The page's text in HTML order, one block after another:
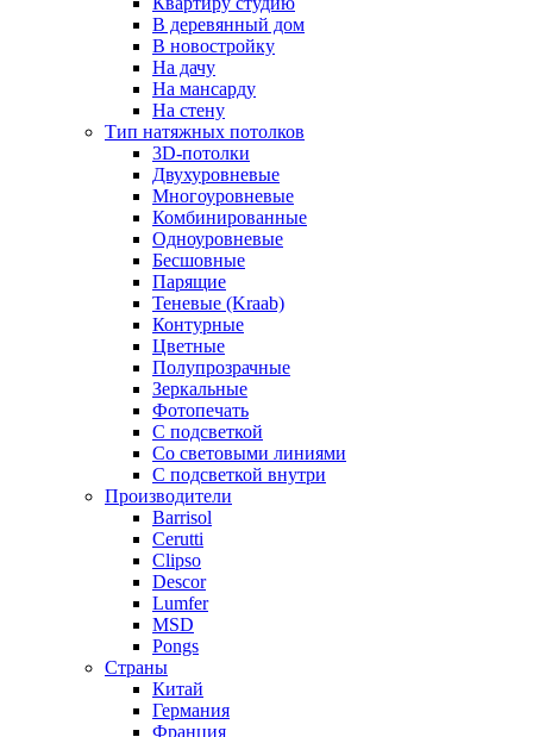
В деревянный дом
В новостройку
На дачу
На мансарду
На стену
Тип натяжных потолков
3D-потолки
Двухуровневые
Многоуровневые
Комбинированные
Одноуровневые
Бесшовные
Парящие
Теневые (Kraab)
Контурные
Цветные
Полупрозрачные
Зеркальные
Фотопечать
С подсветкой
Со световыми линиями
С подсветкой внутри
Производители
Barrisol
Cerutti
Clipso
Descor
Lumfer
MSD
Pongs
Страны
Китай
Германия
Франция